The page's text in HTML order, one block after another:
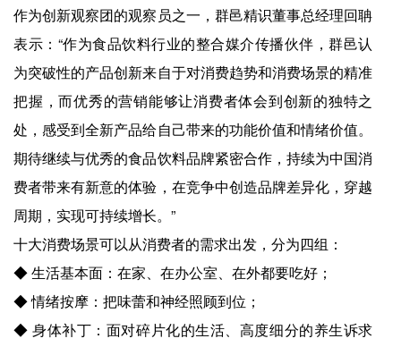
作为创新观察团的观察员之一，群邑精识董事总经理回聃
表示：“作为食品饮料行业的整合媒介传播伙伴，群邑认
为突破性的产品创新来自于对消费趋势和消费场景的精准
把握，而优秀的营销能够让消费者体会到创新的独特之
处，感受到全新产品给自己带来的功能价值和情绪价值。
期待继续与优秀的食品饮料品牌紧密合作，持续为中国消
费者带来有新意的体验，在竞争中创造品牌差异化，穿越
周期，实现可持续增长。”
十大消费场景可以从消费者的需求出发，分为四组：
◆ 生活基本面：在家、在办公室、在外都要吃好；
◆ 情绪按摩：把味蕾和神经照顾到位；
◆ 身体补丁：面对碎片化的生活、高度细分的养生诉求